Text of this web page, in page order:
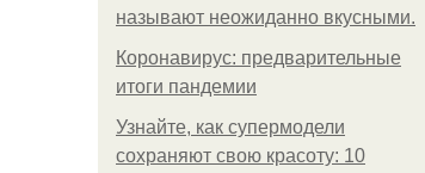
называют неожиданно вкусными.
Коронавирус: предварительные
итоги пандемии
Узнайте, как супермодели
сохраняют свою красоту: 10